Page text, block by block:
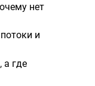
нет
и
а где